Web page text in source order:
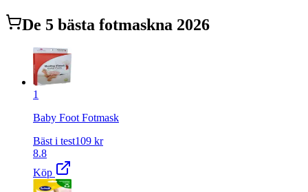
De 5 bästa fotmaskna 2026
1
Baby Foot Fotmask
Bäst i test109 kr
8.8
Köp